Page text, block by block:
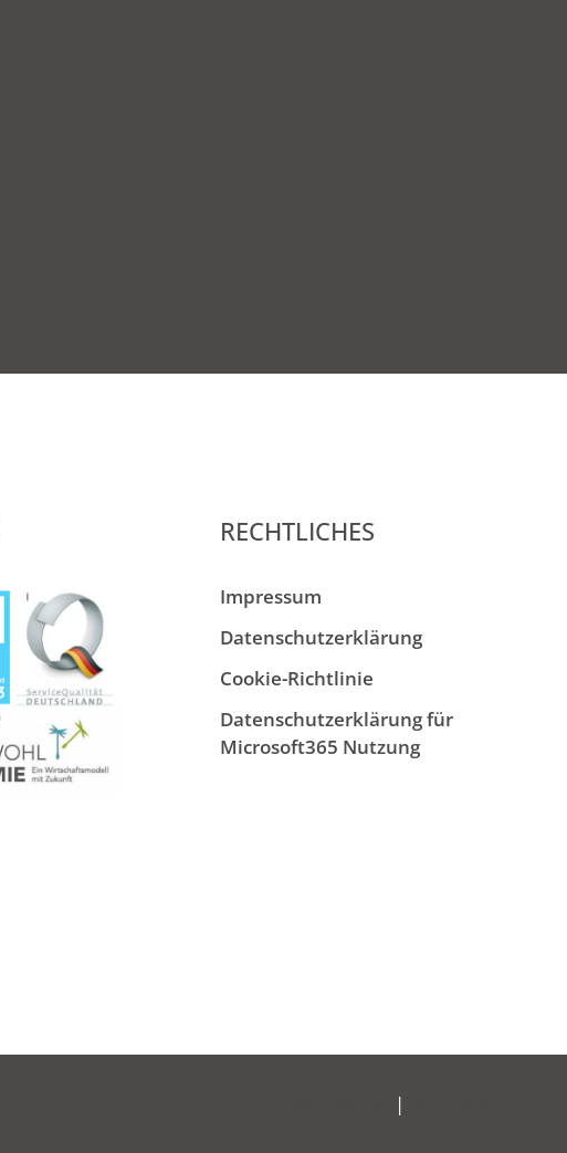
RECHTLICHES
Impressum
Datenschutzerklärung
Cookie-Richtlinie
Datenschutzerklärung für
Microsoft365 Nutzung
|